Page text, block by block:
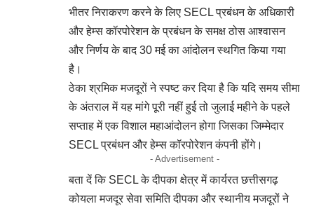
भीतर निराकरण करने के लिए SECL प्रबंधन के अधिकारी
और हेम्स कॉरपोरेशन के प्रबंधन के समक्ष ठोस आश्वासन
और निर्णय के बाद 30 मई का आंदोलन स्थगित किया गया
है।
ठेका श्रमिक मजदूरों ने स्पष्ट कर दिया है कि यदि समय सीमा
के अंतराल में यह मांगे पूरी नहीं हुई तो जुलाई महीने के पहले
सप्ताह में एक विशाल महाआंदोलन होगा जिसका जिम्मेदार
SECL प्रबंधन और हेम्स कॉरपोरेशन कंपनी होंगे।
- Advertisement -
बता दें कि SECL के दीपका क्षेत्र में कार्यरत छत्तीसगढ़
कोयला मजदूर सेवा समिति दीपका और स्थानीय मजदूरों ने